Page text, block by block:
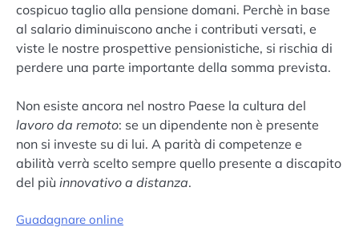
cospicuo taglio alla pensione domani. Perchè in base
al salario diminuiscono anche i contributi versati, e
viste le nostre prospettive pensionistiche, si rischia di
perdere una parte importante della somma prevista.
Non esiste ancora nel nostro Paese la cultura del
lavoro da remoto: se un dipendente non è presente
non si investe su di lui. A parità di competenze e
abilità verrà scelto sempre quello presente a discapito
del più innovativo a distanza.
Guadagnare online